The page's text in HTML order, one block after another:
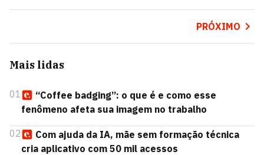
PRÓXIMO
Mais lidas
01
“Coffee badging”: o que é e como esse
fenômeno afeta sua imagem no trabalho
02
Com ajuda da IA, mãe sem formação técnica
cria aplicativo com 50 mil acessos